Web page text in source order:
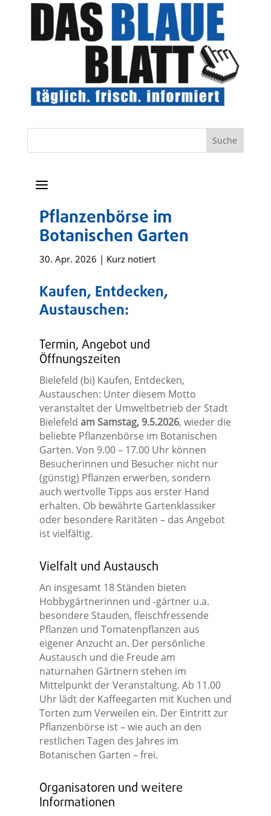
a
Pflanzenbörse im
Botanischen Garten
30. Apr. 2026 | Kurz notiert
Kaufen, Entdecken,
Austauschen:
Termin, Angebot und
Öffnungszeiten
Bielefeld (bi) Kaufen, Entdecken,
Austauschen: Unter diesem Motto
veranstaltet der Umweltbetrieb der Stadt
Bielefeld am Samstag, 9.5.2026, wieder die
beliebte Pflanzenbörse im Botanischen
Garten. Von 9.00 – 17.00 Uhr können
Besucherinnen und Besucher nicht nur
(günstig) Pflanzen erwerben, sondern
auch wertvolle Tipps aus erster Hand
erhalten. Ob bewährte Gartenklassiker
oder besondere Raritäten – das Angebot
ist vielfältig.
Vielfalt und Austausch
An insgesamt 18 Ständen bieten
Hobbygärtnerinnen und -gärtner u.a.
besondere Stauden, fleischfressende
Pflanzen und Tomatenpflanzen aus
eigener Anzucht an. Der persönliche
Austausch und die Freude am
naturnahen Gärtnern stehen im
Mittelpunkt der Veranstaltung. Ab 11.00
Uhr lädt der Kaffeegarten mit Kuchen und
Torten zum Verweilen ein. Der Eintritt zur
Pflanzenbörse ist – wie auch an den
restlichen Tagen des Jahres im
Botanischen Garten – frei.
Organisatoren und weitere
Informationen